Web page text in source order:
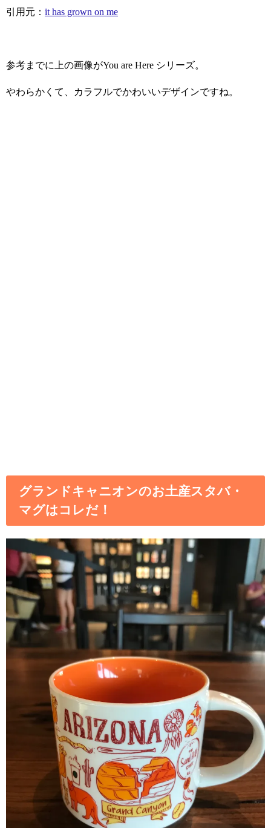
引用元： it has grown on me
参考までに上の画像がYou are Here シリーズ。
やわらかくて、カラフルでかわいいデザインですね。
グランドキャニオンのお土産スタバ・
マグはコレだ！